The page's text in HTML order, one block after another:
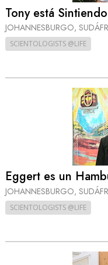
Tony está
JOHANNESBURGO,
SCIENTOLOGISTS @LIFE
Eggert es un
JOHANNESBURGO,
SCIENTOLOGISTS @LIFE